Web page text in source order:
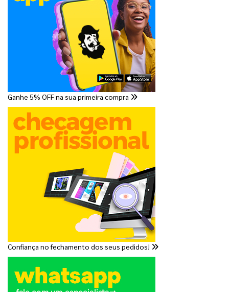
Ganhe 5% OFF na sua primeira compra
Confiança no fechamento dos seus pedidos!